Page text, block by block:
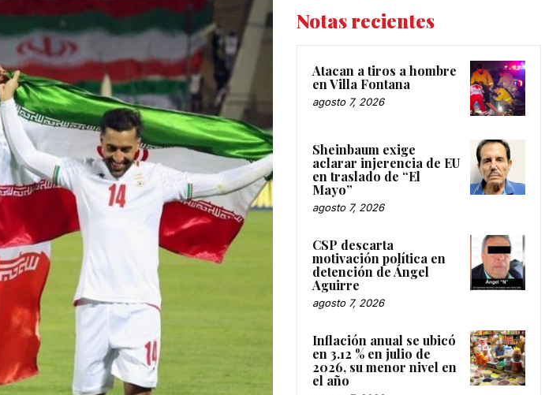
Notas recientes
Atacan a tiros a hombre
en Villa Fontana
agosto 7, 2026
Sheinbaum exige
aclarar injerencia de EU
en traslado de “El
Mayo”
agosto 7, 2026
CSP descarta
motivación política en
detención de Ángel
Aguirre
agosto 7, 2026
Inflación anual se ubicó
en 3.12 % en julio de
2026, su menor nivel en
el año